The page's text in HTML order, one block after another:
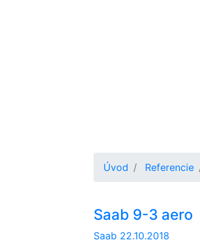
Úvod Referencie
Saab 9-3 aero
Saab 22.10.2018